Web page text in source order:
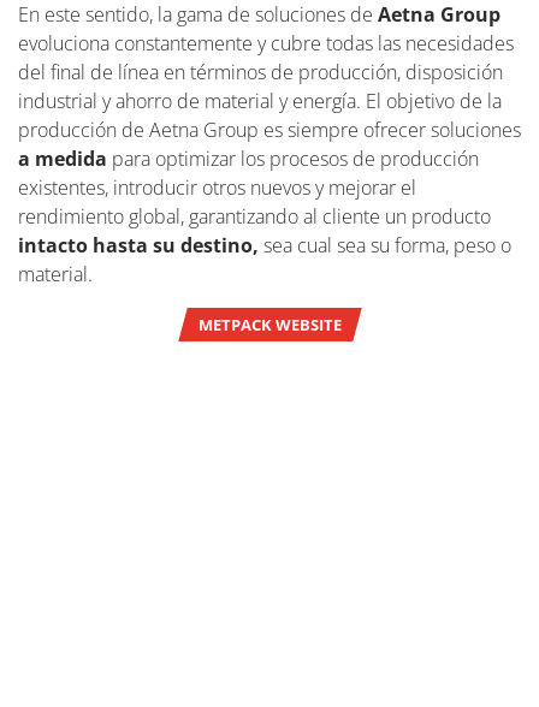
En este sentido, la gama de soluciones de Aetna Group
evoluciona constantemente y cubre todas las necesidades
del final de línea en términos de producción, disposición
industrial y ahorro de material y energía. El objetivo de la
producción de Aetna Group es siempre ofrecer soluciones
a medida para optimizar los procesos de producción
existentes, introducir otros nuevos y mejorar el
rendimiento global, garantizando al cliente un producto
intacto hasta su destino, sea cual sea su forma, peso o
material.
METPACK WEBSITE